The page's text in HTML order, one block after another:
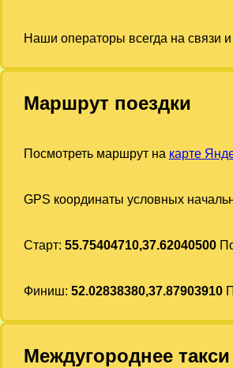
Наши операторы всегда на связи
Маршрут поездки
Посмотреть маршрут на карте
GPS координаты условных
Старт: 55.75404710,37.62040500
Финиш: 52.02838380,37.87903910
Междугороднее